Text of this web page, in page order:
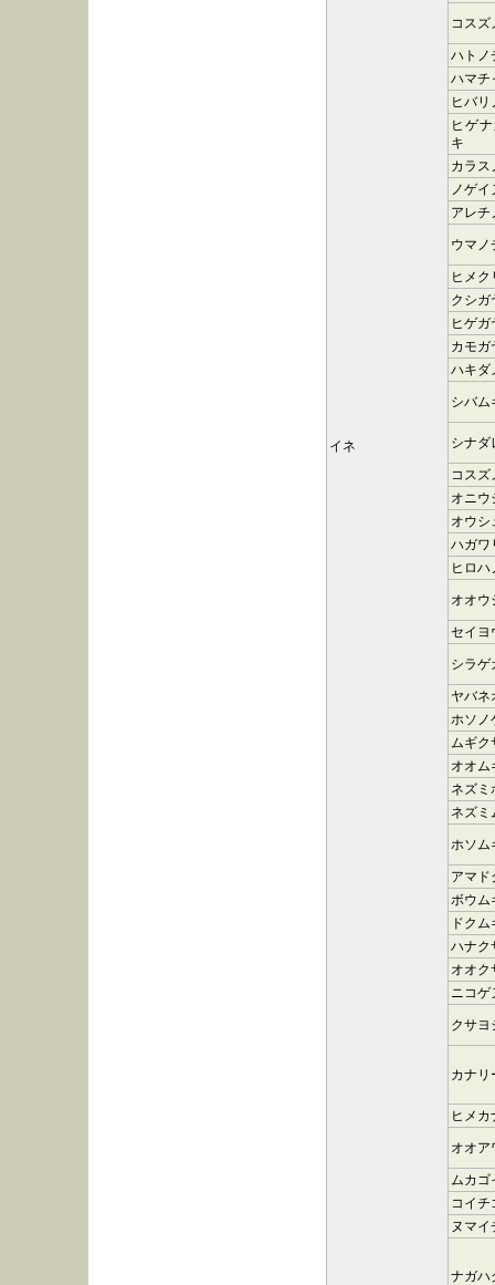
イネ
コスズ
ハトノ
ハマチ
ヒバリ
ヒゲ
キ
カラス
ノゲイ
アレチ
ウマノ
ヒメク
クシガ
ヒゲガ
カモガ
ハキダ
シバム
シナダ
コスズ
オニウ
オウシ
ハガワ
ヒロ
オオウ
セイヨ
シラゲ
ヤバネ
ホソノ
ムギク
オオム
ネズミ
ネズミ
ホソム
アマド
ボウム
ドクム
ハナク
オオク
ニコゲ
クサヨ
カナリ
ヒメ
オオア
ムカゴ
コイチ
ヌマイ
ナガハ